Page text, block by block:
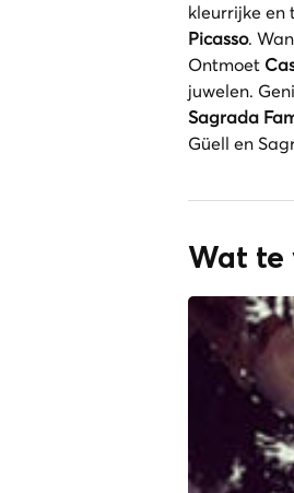
kleurrijke en
Picasso.
Ontmoet
juwelen.
Sagrada
Güell en
Wat te